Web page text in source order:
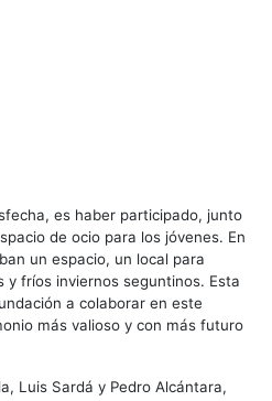
es haber participado, junto
de ocio para los jóvenes. En
un espacio, un local para
y fríos inviernos seguntinos. Esta
a colaborar en este
más valioso y con más futuro
Luis Sardá y Pedro Alcántara,